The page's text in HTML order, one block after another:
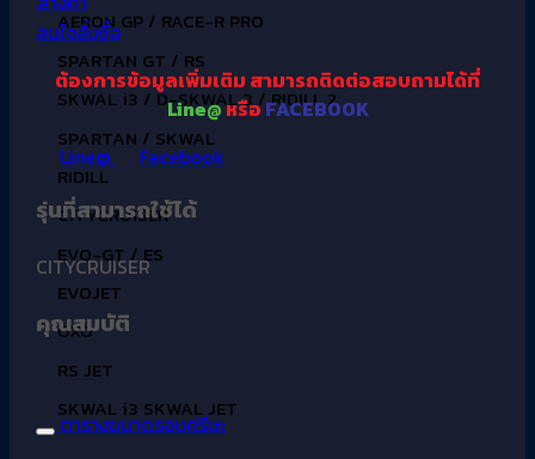
AERON GP / RACE-R PRO
SPARTAN GT / RS
SKWAL i3 / D-SKWAL 3 / RIDILL 2
SPARTAN / SKWAL
RIDILL
CITYCRUISER
EVO-GT / ES
EVOJET
OXO
RS JET
SKWAL i3 SKWAL JET
สนใจสั่งซื้อ
ต้องการข้อมูลเพิ่มเติม สามารถติดต่อสอบถามได้ที่
Line@หรือFACEBOOK
Line@
Facebook
รุ่นที่สามารถใช้ได้
CITYCRUISER
คุณสมบัติ
ตารางขนาดรอบศรีษะ